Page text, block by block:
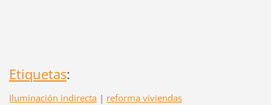
Etiquetas:
Iluminación indirecta | reforma viviendas